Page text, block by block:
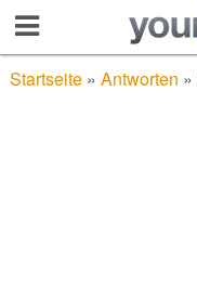
Startseite» Antworten »